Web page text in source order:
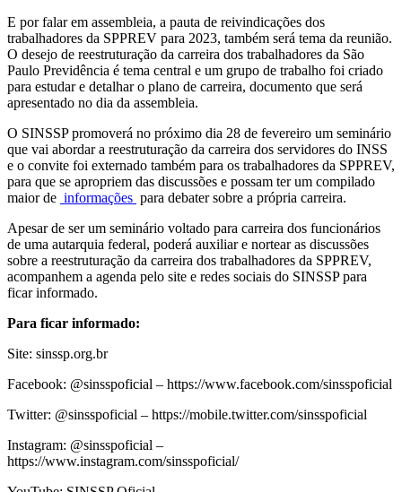
E por falar em assembleia, a pauta de reivindicações dos
trabalhadores da SPPREV para 2023, também será tema da reunião.
O desejo de reestruturação da carreira dos trabalhadores da São
Paulo Previdência é tema central e um grupo de trabalho foi criado
para estudar e detalhar o plano de carreira, documento que será
apresentado no dia da assembleia.
O SINSSP promoverá no próximo dia 28 de fevereiro um seminário
que vai abordar a reestruturação da carreira dos servidores do INSS
e o convite foi externado também para os trabalhadores da SPPREV,
para que se apropriem das discussões e possam ter um compilado
maior de informações para debater sobre a própria carreira.
Apesar de ser um seminário voltado para carreira dos funcionários
de uma autarquia federal, poderá auxiliar e nortear as discussões
sobre a reestruturação da carreira dos trabalhadores da SPPREV,
acompanhem a agenda pelo site e redes sociais do SINSSP para
ficar informado.
Para ficar informado:
Site: sinssp.org.br
Facebook: @sinsspoficial – https://www.facebook.com/sinsspoficial
Twitter: @sinsspoficial – https://mobile.twitter.com/sinsspoficial
Instagram: @sinsspoficial –
https://www.instagram.com/sinsspoficial/